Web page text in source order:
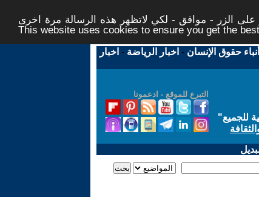
الزر - موافق - لكي لاتظهر هذه الرسالة مرة اخرى -
This website uses cookies to ensure you get the
حقوق الإنسان - اخبار الرياضة - اخبار
التبرع للموقع - ادعمونا
للجميع"